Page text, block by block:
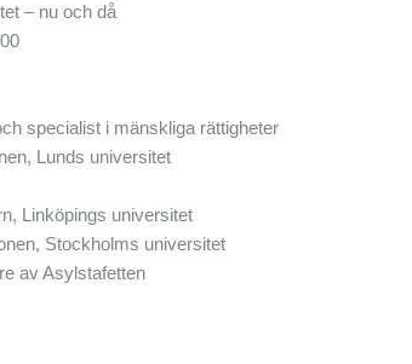
– nu och då
specialist i mänskliga rättigheter
Lunds universitet
Linköpings universitet
Stockholms universitet
av Asylstafetten